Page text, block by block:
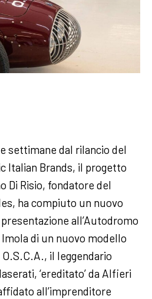
settimane dal rilancio del
Italian Brands, il progetto
Di Risio, fondatore del
ha compiuto un nuovo
all’Autodromo
di un nuovo modello
il leggendario
‘ereditato’ da Alfieri
all’imprenditore